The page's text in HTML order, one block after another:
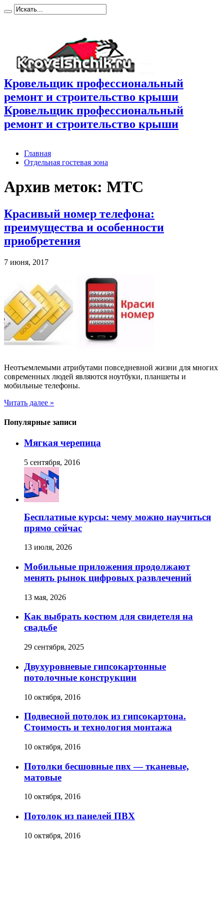
Кровельщик профессиональный
ремонт и строительство крыши
Кровельщик профессиональный
ремонт и строительство крыши
Главная
Отдельная гостевая зона
Архив меток: МТС
Красивый номер телефона:
преимущества и особенности
приобретения
7 июня, 2017
Неотъемлемыми атрибутами повседневной жизни для многих
современных людей являются ноутбуки, планшеты и
мобильные телефоны.
Читать далее »
Популярные записи
Мягкая черепица
5 сентября, 2016
Бесплатные курсы: чему можно научиться
прямо сейчас
13 июля, 2026
Мобильные приложения продолжают
менять рынок цифровых развлечений
13 мая, 2026
Как выбрать костюм для свидетеля на
свадьбе
29 сентября, 2025
Двухуровневые гипсокартонные
потолочные конструкции
10 октября, 2016
Подвесной потолок из гипсокартона.
Стоимость и технология монтажа
10 октября, 2016
Потолки бесшовные пвх — тканевые,
матовые
10 октября, 2016
Потолок из панелей ПВХ
10 октября, 2016